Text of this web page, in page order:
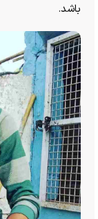
باشد.